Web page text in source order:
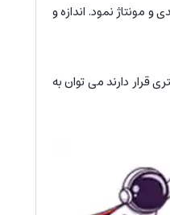
مونتاژ نمود. اندازه و
قرار دارند می توان به